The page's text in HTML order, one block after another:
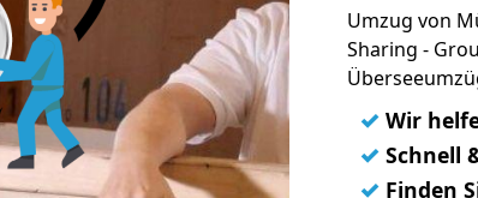
Umzug von
Sharing -
✓ Wir
✓ Schnell
✓ Finden